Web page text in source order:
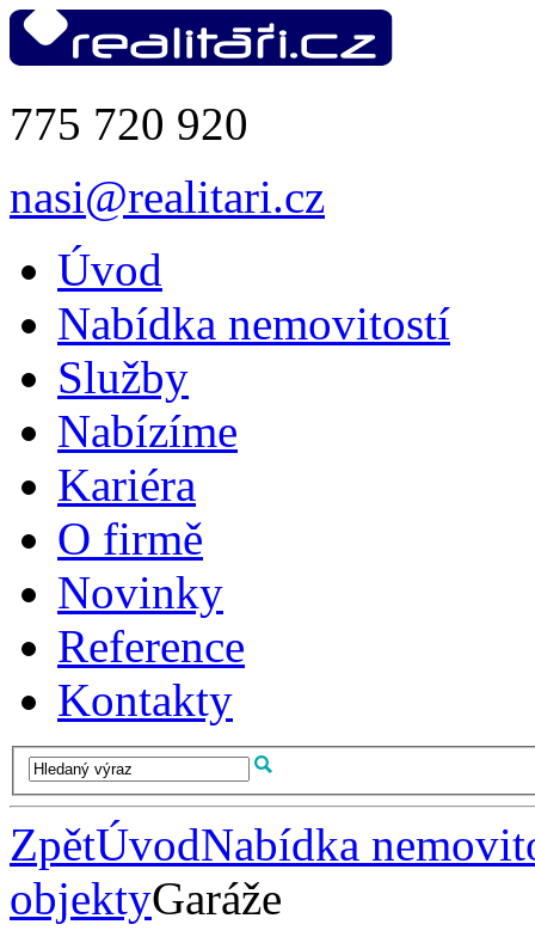
775 720 920
nasi@realitari.cz
Úvod
Nabídka nemovitostí
Služby
Nabízíme
Kariéra
O firmě
Novinky
Reference
Kontakty
ZpětÚvodNabídka
objektyGaráže